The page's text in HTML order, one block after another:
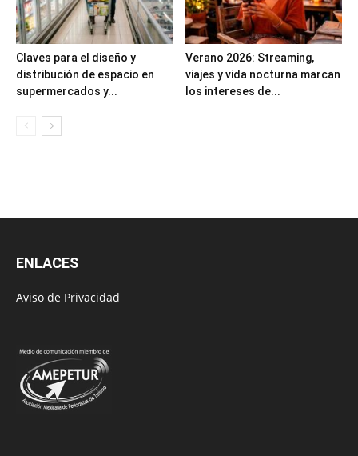
Claves para el diseño y
distribución de espacio en
supermercados y...
Verano 2026: Streaming,
viajes y vida nocturna marcan
los intereses de...
ENLACES
Aviso de Privacidad